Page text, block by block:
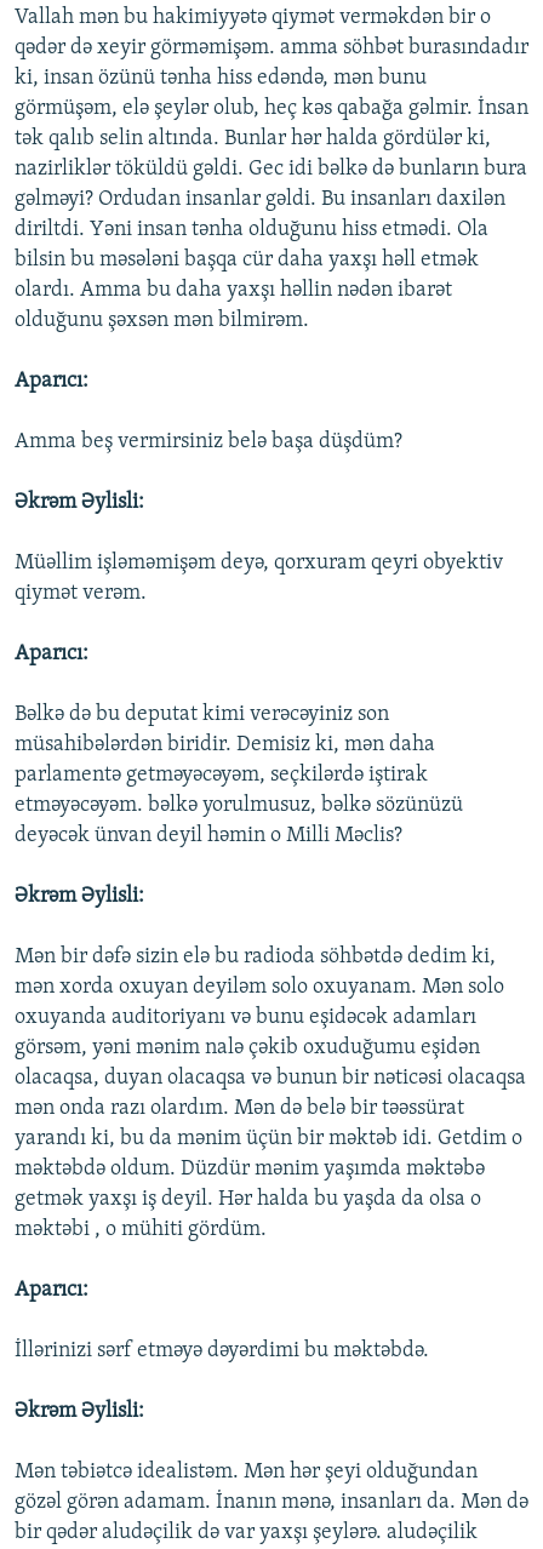
Vallah mən bu hakimiyyətə qiymət verməkdən bir o
qədər də xeyir görməmişəm. amma söhbət burasındadır
ki, insan özünü tənha hiss edəndə, mən bunu
görmüşəm, elə şeylər olub, heç kəs qabağa gəlmir. İnsan
tək qalıb selin altında. Bunlar hər halda gördülər ki,
nazirliklər töküldü gəldi. Gec idi bəlkə də bunların bura
gəlməyi? Ordudan insanlar gəldi. Bu insanları daxilən
diriltdi. Yəni insan tənha olduğunu hiss etmədi. Ola
bilsin bu məsələni başqa cür daha yaxşı həll etmək
olardı. Amma bu daha yaxşı həllin nədən ibarət
olduğunu şəxsən mən bilmirəm.
Aparıcı:
Amma beş vermirsiniz belə başa düşdüm?
Əkrəm Əylisli:
Müəllim işləməmişəm deyə, qorxuram qeyri obyektiv
qiymət verəm.
Aparıcı:
Bəlkə də bu deputat kimi verəcəyiniz son
müsahibələrdən biridir. Demisiz ki, mən daha
parlamentə getməyəcəyəm, seçkilərdə iştirak
etməyəcəyəm. bəlkə yorulmusuz, bəlkə sözünüzü
deyəcək ünvan deyil həmin o Milli Məclis?
Əkrəm Əylisli:
Mən bir dəfə sizin elə bu radioda söhbətdə dedim ki,
mən xorda oxuyan deyiləm solo oxuyanam. Mən solo
oxuyanda auditoriyanı və bunu eşidəcək adamları
görsəm, yəni mənim nalə çəkib oxuduğumu eşidən
olacaqsa, duyan olacaqsa və bunun bir nəticəsi olacaqsa
mən onda razı olardım. Mən də belə bir təəssürat
yarandı ki, bu da mənim üçün bir məktəb idi. Getdim o
məktəbdə oldum. Düzdür mənim yaşımda məktəbə
getmək yaxşı iş deyil. Hər halda bu yaşda da olsa o
məktəbi , o mühiti gördüm.
Aparıcı:
İllərinizi sərf etməyə dəyərdimi bu məktəbdə.
Əkrəm Əylisli:
Mən təbiətcə idealistəm. Mən hər şeyi olduğundan
gözəl görən adamam. İnanın mənə, insanları da. Mən də
bir qədər aludəçilik də var yaxşı şeylərə. aludəçilik